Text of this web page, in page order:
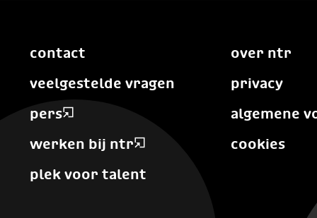
contact
veelgestelde vragen
pers
werken bij ntr
plek voor talent
over ntr
privacy
algemene
cookies